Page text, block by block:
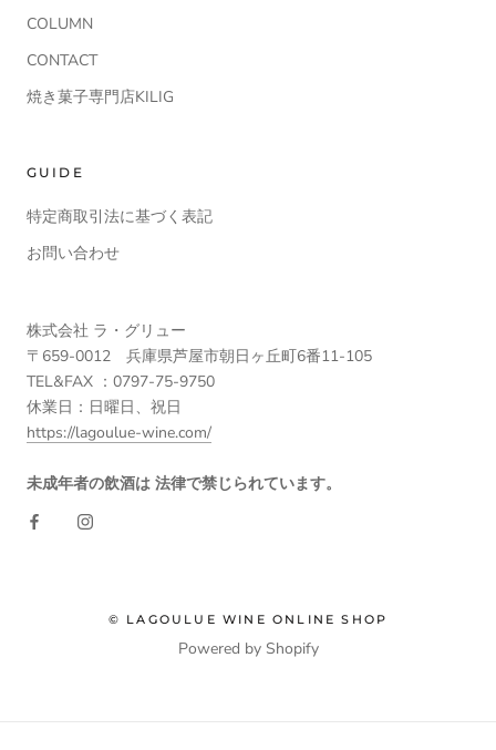
COLUMN
CONTACT
焼き菓子専門店KILIG
GUIDE
特定商取引法に基づく表記
お問い合わせ
株式会社 ラ・グリュー
〒659-0012 兵庫県芦屋市朝日ヶ丘町6番11-105
TEL&FAX ：0797-75-9750
休業日：日曜日、祝日
https://lagoulue-wine.com/
未成年者の飲酒は 法律で禁じられています。
© LAGOULUE WINE ONLINE SHOP
Powered by Shopify